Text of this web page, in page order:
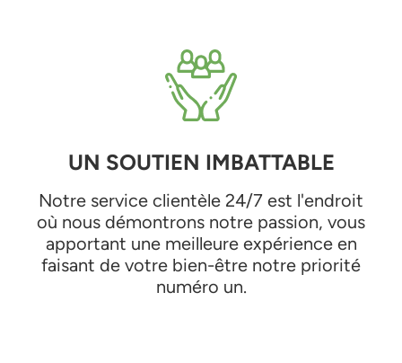
UN SOUTIEN IMBATTABLE
Notre service clientèle 24/7 est l'endroit
où nous démontrons notre passion, vous
apportant une meilleure expérience en
faisant de votre bien-être notre priorité
numéro un.